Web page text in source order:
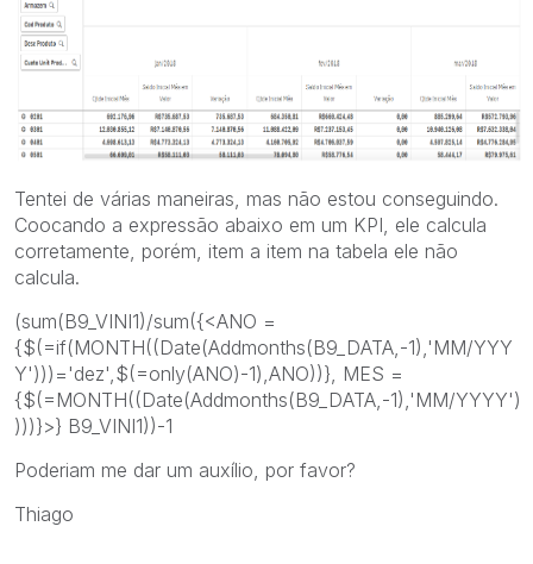
Tentei de várias maneiras, mas não estou conseguindo.
Coocando a expressão abaixo em um KPI, ele calcula
corretamente, porém, item a item na tabela ele não
calcula.
(sum(B9_VINI1)/sum({<ANO =
{$(=if(MONTH((Date(Addmonths(B9_DATA,-1),'MM/YYY
Y')))='dez',$(=only(ANO)-1),ANO))}, MES =
{$(=MONTH((Date(Addmonths(B9_DATA,-1),'MM/YYYY')
)))}>} B9_VINI1))-1
Poderiam me dar um auxílio, por favor?
Thiago